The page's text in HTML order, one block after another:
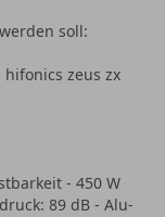
soll:
zeus zx
- 450 W
89 dB - Alu-